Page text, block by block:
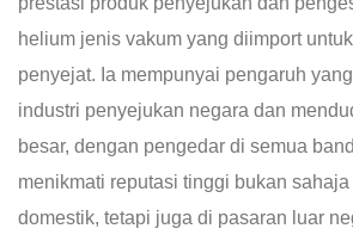
helium jenis vakum yang diimport
penyejat. Ia mempunyai pengaruh
industri penyejukan negara dan
besar, dengan pengedar di semua
menikmati reputasi tinggi bukan
domestik, tetapi juga di pasaran luar